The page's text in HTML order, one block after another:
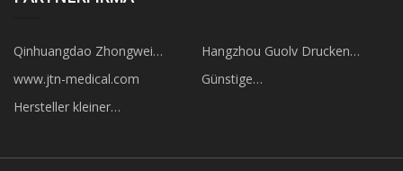
Qinhuangdao Zhongwei
Präzision Maschinen Co.,
GmbH.
Hangzhou Guolv Drucken
www.jtn-medical.com
Günstige
Hersteller kleiner